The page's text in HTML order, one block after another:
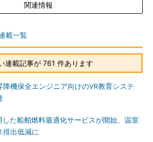
関連情報
載一覧
連載記事が 761 件あります
降機保全エンジニア向けのVR教育システ
した船舶燃料最適化サービスが開始、温室
排出低減に